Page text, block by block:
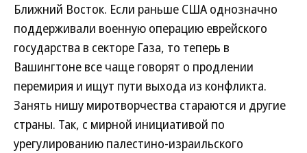
Ближний Восток. Если раньше США однозначно
поддерживали военную операцию еврейского
государства в секторе Газа, то теперь в
Вашингтоне все чаще говорят о продлении
перемирия и ищут пути выхода из конфликта.
Занять нишу миротворчества стараются и другие
страны. Так, с мирной инициативой по
урегулированию палестино-израильского